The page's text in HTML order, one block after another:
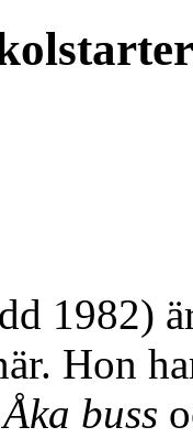
1982)
Hon
Åka buss